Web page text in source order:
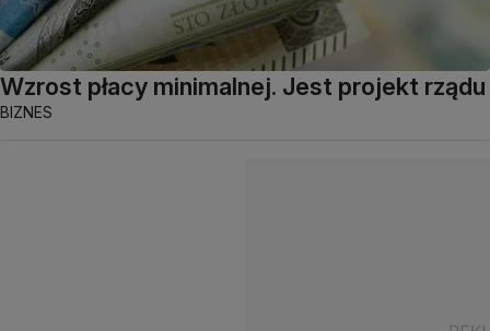
Wzrost płacy minimalnej. Jest projekt rządu
BIZNES